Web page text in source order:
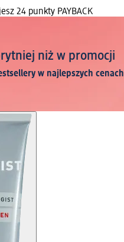
24 punkty PAYBACK
niż w promocji
w najlepszych cenach